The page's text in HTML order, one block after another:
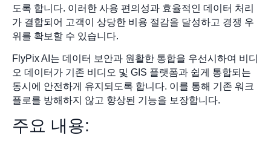
도록 합니다. 이러한 사용 편의성과 효율적인 데이터 처리
가 결합되어 고객이 상당한 비용 절감을 달성하고 경쟁 우
위를 확보할 수 있습니다.
FlyPix AI는 데이터 보안과 원활한 통합을 우선시하여 비디
오 데이터가 기존 비디오 및 GIS 플랫폼과 쉽게 통합되는
동시에 안전하게 유지되도록 합니다. 이를 통해 기존 워크
플로를 방해하지 않고 향상된 기능을 보장합니다.
주요 내용: